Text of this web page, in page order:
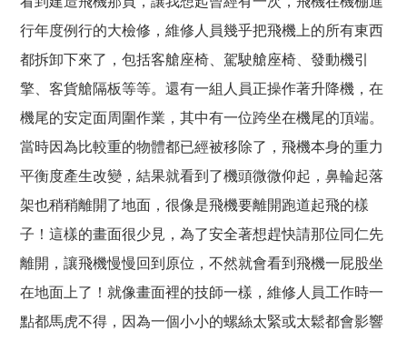
行年度例行的大檢修，維修人員幾乎把飛機上的所有東西
都拆卸下來了，包括客艙座椅、駕駛艙座椅、發動機引
擎、客貨艙隔板等等。還有一組人員正操作著升降機，在
機尾的安定面周圍作業，其中有一位跨坐在機尾的頂端。
當時因為比較重的物體都已經被移除了，飛機本身的重力
平衡度產生改變，結果就看到了機頭微微仰起，鼻輪起落
架也稍稍離開了地面，很像是飛機要離開跑道起飛的樣
子！這樣的畫面很少見，為了安全著想趕快請那位同仁先
離開，讓飛機慢慢回到原位，不然就會看到飛機一屁股坐
在地面上了！就像畫面裡的技師一樣，維修人員工作時一
點都馬虎不得，因為一個小小的螺絲太緊或太鬆都會影響